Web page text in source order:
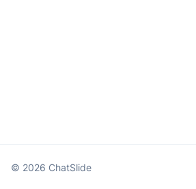
© 2026 ChatSlide